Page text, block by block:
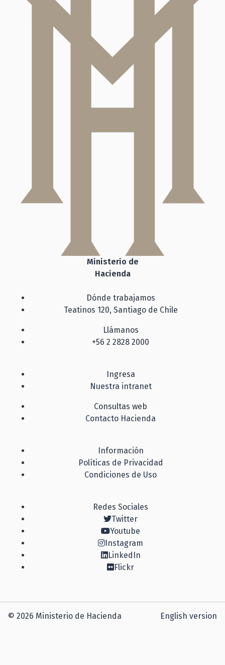
Ministerio de
Hacienda
Dónde trabajamos
Teatinos 120, Santiago de Chile
Llámanos
+56 2 2828 2000
Ingresa
Nuestra intranet
Consultas web
Contacto Hacienda
Información
Políticas de Privacidad
Condiciones de Uso
Redes Sociales
Twitter
Youtube
Instagram
LinkedIn
Flickr
© 2026 Ministerio de Hacienda English version